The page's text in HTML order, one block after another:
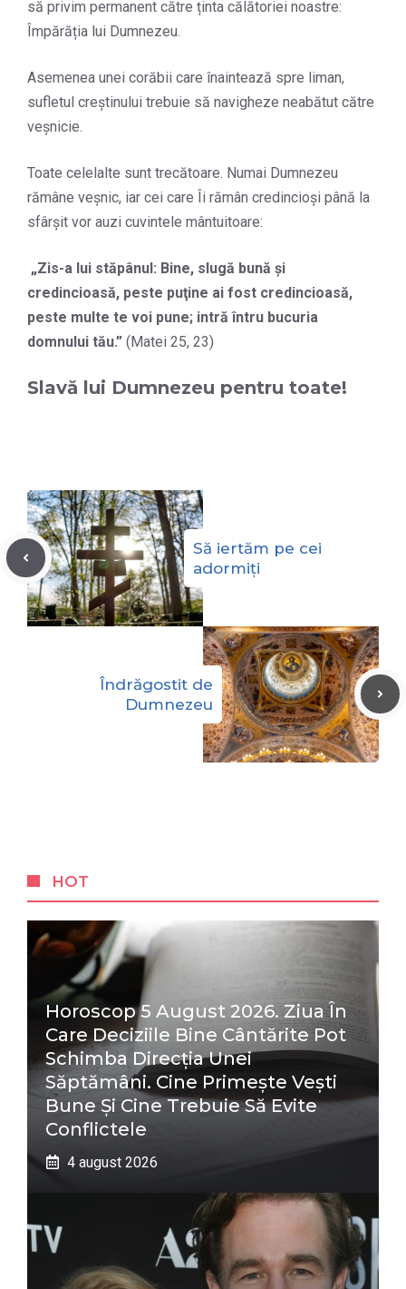
să privim permanent către ținta călătoriei noastre:
Împărăția lui Dumnezeu.
Asemenea unei corăbii care înaintează spre liman,
sufletul creștinului trebuie să navigheze neabătut către
veșnicie.
Toate celelalte sunt trecătoare. Numai Dumnezeu
rămâne veșnic, iar cei care Îi rămân credincioși până la
sfârșit vor auzi cuvintele mântuitoare:
„Zis-a lui stăpânul: Bine, slugă bună şi
credincioasă, peste puţine ai fost credincioasă,
peste multe te voi pune; intră întru bucuria
domnului tău.” (Matei 25, 23)
Slavă lui Dumnezeu pentru toate!
Să iertăm pe cei
adormiți
Îndrăgostit de
Dumnezeu
HOT
Horoscop 5 August 2026. Ziua În
Care Deciziile Bine Cântărite Pot
Schimba Direcția Unei
Săptămâni. Cine Primește Vești
Bune Și Cine Trebuie Să Evite
Conflictele
4 august 2026